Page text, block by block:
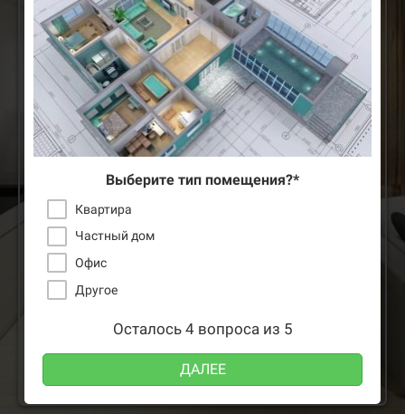
Выберите тип помещения?*
Квартира
Частный дом
Офис
Другое
Осталось 4 вопроса из 5
ДАЛЕЕ
0